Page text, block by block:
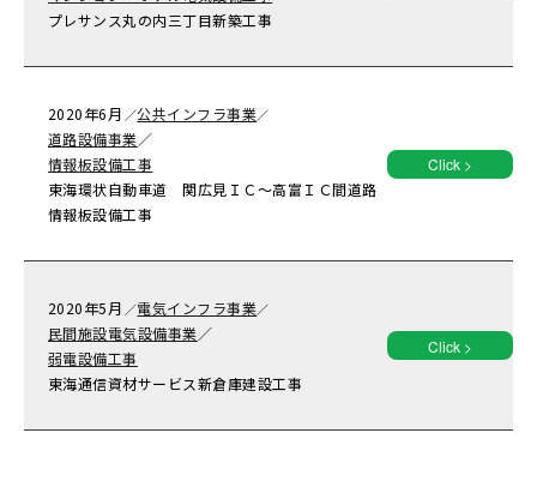
プレサンス丸の内三丁目新築工事
2020年6月 ／公共インフラ事業／
道路設備事業／
情報板設備工事
東海環状自動車道 関広見ＩＣ～高富ＩＣ間道路
情報板設備工事
Click >
2020年5月 ／電気インフラ事業／
民間施設電気設備事業／
弱電設備工事
東海通信資材サービス新倉庫建設工事
Click >